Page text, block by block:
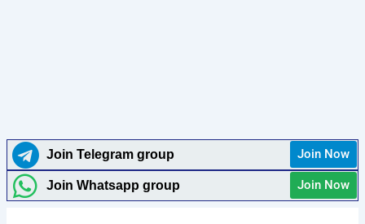
Join Telegram group Join Now
Join Whatsapp group Join Now